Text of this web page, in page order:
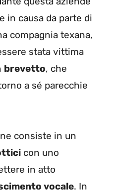
in causa da parte di
compagnia texana,
stata vittima
brevetto, che
a sé parecchie
consiste in un
con uno
in atto
vocale. In